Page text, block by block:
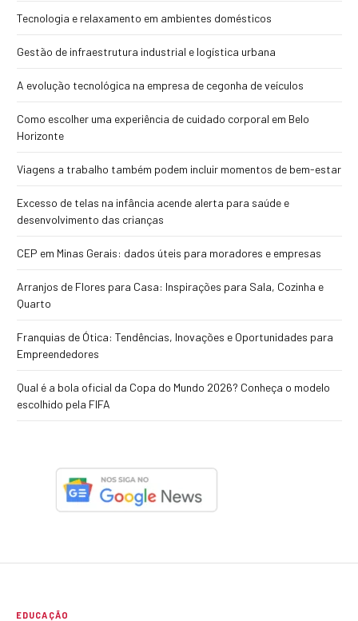
Tecnologia e relaxamento em ambientes domésticos
Gestão de infraestrutura industrial e logística urbana
A evolução tecnológica na empresa de cegonha de veículos
Como escolher uma experiência de cuidado corporal em Belo
Horizonte
Viagens a trabalho também podem incluir momentos de bem-estar
Excesso de telas na infância acende alerta para saúde e
desenvolvimento das crianças
CEP em Minas Gerais: dados úteis para moradores e empresas
Arranjos de Flores para Casa: Inspirações para Sala, Cozinha e
Quarto
Franquias de Ótica: Tendências, Inovações e Oportunidades para
Empreendedores
Qual é a bola oficial da Copa do Mundo 2026? Conheça o modelo
escolhido pela FIFA
EDUCAÇÃO